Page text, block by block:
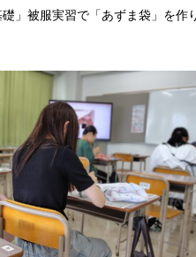
」被服実習で「あずま袋」を作